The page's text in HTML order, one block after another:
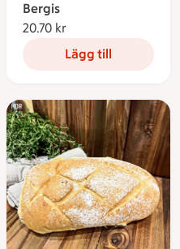
Bergis
20.70 kr
Lägg till